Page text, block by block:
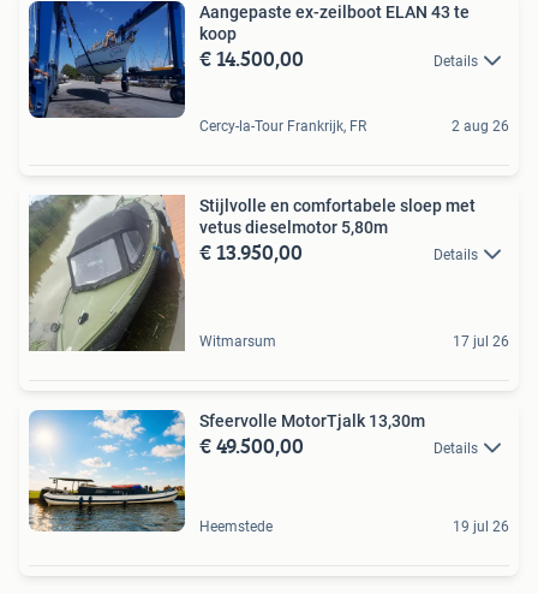
Aangepaste ex-zeilboot ELAN 43 te
koop
€ 14.500,00 Details
Cercy-la-Tour Frankrijk, FR 2 aug 26
Stijlvolle en comfortabele sloep met
vetus dieselmotor 5,80m
€ 13.950,00 Details
Witmarsum 17 jul 26
Sfeervolle MotorTjalk 13,30m
€ 49.500,00 Details
Heemstede 19 jul 26